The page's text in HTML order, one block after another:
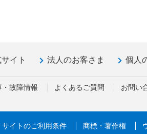
イト 法人のお客さま 個人
・故障情報 よくあるご質問 お問い
サイトのご利用条件 商標・著作権